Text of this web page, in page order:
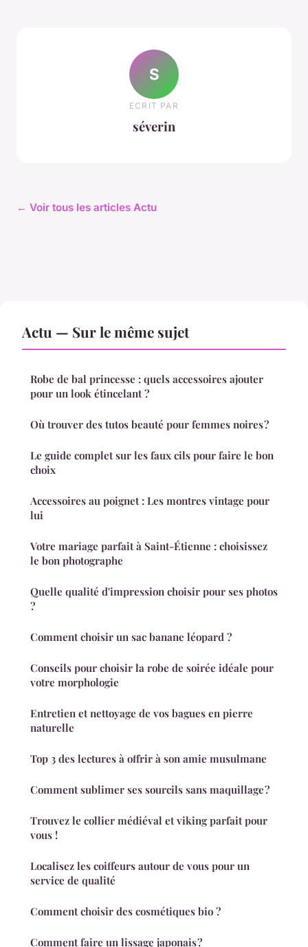
S
ECRIT PAR
séverin
← Voir tous les articles Actu
Actu — Sur le même sujet
Robe de bal princesse : quels accessoires ajouter
pour un look étincelant ?
Où trouver des tutos beauté pour femmes noires ?
Le guide complet sur les faux cils pour faire le bon
choix
Accessoires au poignet : Les montres vintage pour
lui
Votre mariage parfait à Saint-Étienne : choisissez
le bon photographe
Quelle qualité d'impression choisir pour ses photos
?
Comment choisir un sac banane léopard ?
Conseils pour choisir la robe de soirée idéale pour
votre morphologie
Entretien et nettoyage de vos bagues en pierre
naturelle
Top 3 des lectures à offrir à son amie musulmane
Comment sublimer ses sourcils sans maquillage ?
Trouvez le collier médiéval et viking parfait pour
vous !
Localisez les coiffeurs autour de vous pour un
service de qualité
Comment choisir des cosmétiques bio ?
Comment faire un lissage japonais ?